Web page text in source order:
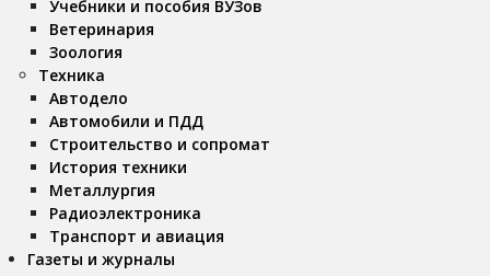
Учебники и пособия ВУЗов
Ветеринария
Зоология
Техника
Автодело
Автомобили и ПДД
Строительство и сопромат
История техники
Металлургия
Радиоэлектроника
Транспорт и авиация
Газеты и журналы